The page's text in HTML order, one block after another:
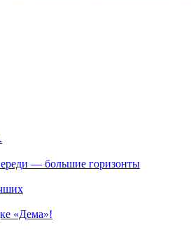
— большие горизонты
«Дема»!